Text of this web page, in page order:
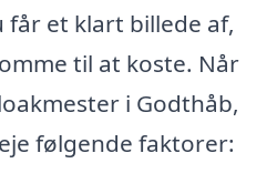
får et klart billede af,
til at koste. Når
i Godthåb,
følgende faktorer: